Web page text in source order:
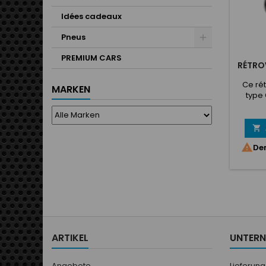
Idées cadeaux
Pneus
PREMIUM CARS
MARKEN
Ce
type
Avec


ARTIKEL